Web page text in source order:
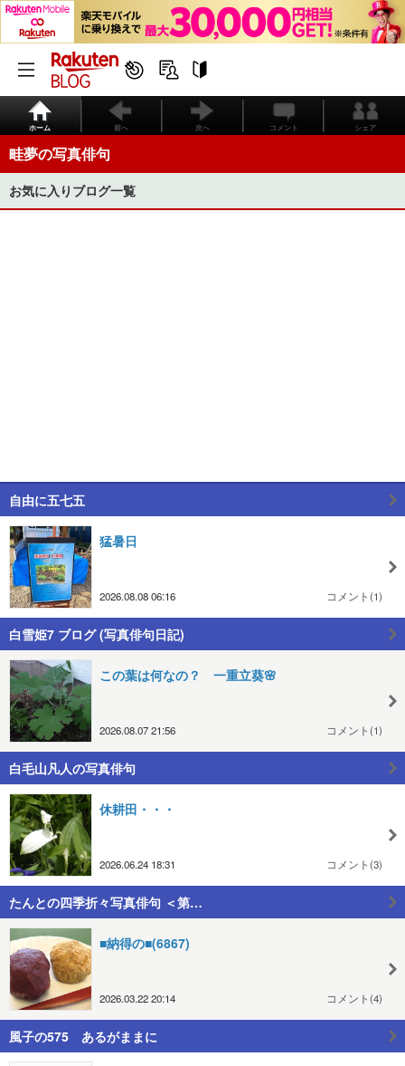
ホーム 前へ 次へ コメント シェア
畦夢の写真俳句
お気に入りブログ一覧
自由に五七五
猛暑日
2026.08.08 06:16 コメント(1)
白雪姫7 ブログ (写真俳句日記)
この葉は何なの？ 一重立葵🌸
2026.08.07 21:56 コメント(1)
白毛山凡人の写真俳句
休耕田・・・
2026.06.24 18:31 コメント(3)
たんとの四季折々写真俳句 ＜第…
■納得の■(6867)
2026.03.22 20:14 コメント(4)
風子の575 あるがままに